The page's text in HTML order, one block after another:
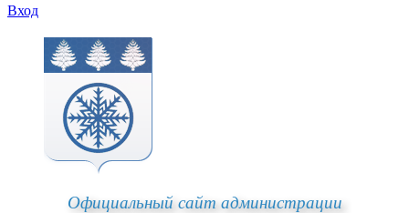
Вход
Официальный сайт администрации